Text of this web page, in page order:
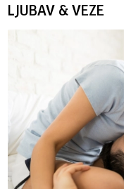
LJUBAV & VEZE